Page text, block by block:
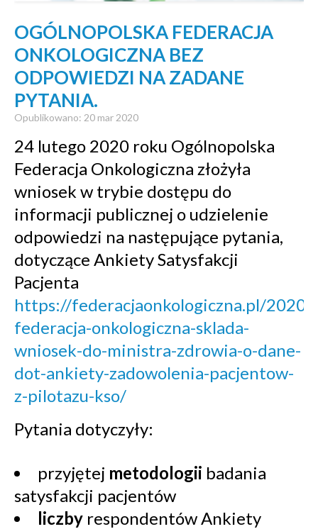
OGÓLNOPOLSKA FEDERACJA
ONKOLOGICZNA BEZ
ODPOWIEDZI NA ZADANE
PYTANIA.
Opublikowano: 20 mar 2020
24 lutego 2020 roku Ogólnopolska
Federacja Onkologiczna złożyła
wniosek w trybie dostępu do
informacji publicznej o udzielenie
odpowiedzi na następujące pytania,
dotyczące Ankiety Satysfakcji
Pacjenta
https://federacjaonkologiczna.pl/
federacja-onkologiczna-sklada-
wniosek-do-ministra-zdrowia-o-dane-
dot-ankiety-zadowolenia-pacjentow-
z-pilotazu-kso/
Pytania dotyczyły:
przyjętej metodologii badania
satysfakcji pacjentów
liczby respondentów Ankiety